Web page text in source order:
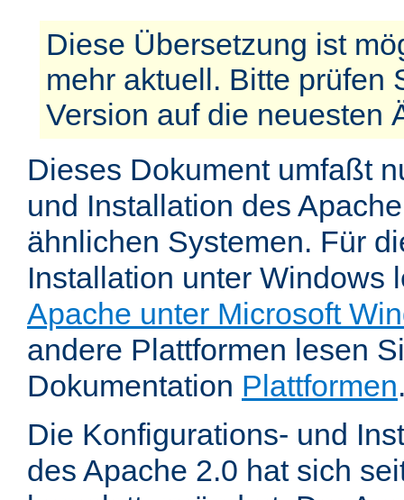
Diese Übersetzung ist
mehr aktuell. Bitte prüfen
Version auf die neuesten
Dieses Dokument umfaßt
und Installation des
ähnlichen Systemen. Für
Installation unter Windows
Apache unter Microsoft
andere Plattformen lesen
Dokumentation Plattformen
Die Konfigurations- und
des Apache 2.0 hat sich